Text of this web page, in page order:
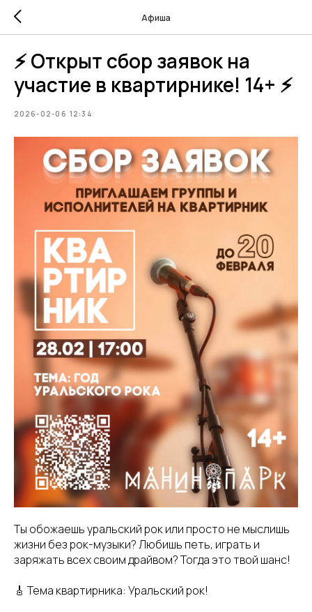
Афиша
⚡ Открыт сбор заявок на
участие в квартирнике! 14+ ⚡
2026-02-06 12:34
Ты обожаешь уральский рок или просто не мыслишь
жизни без рок-музыки? Любишь петь, играть и
заряжать всех своим драйвом? Тогда это твой шанс!
🎸 Тема квартирника: Уральский рок!